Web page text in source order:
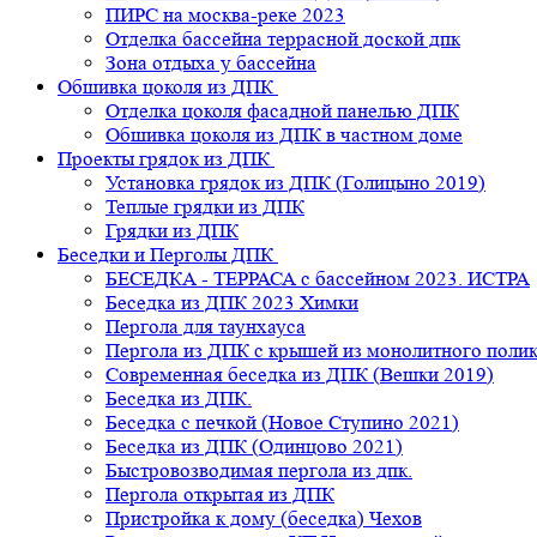
ПИРС на москва-реке 2023
Отделка бассейна террасной доской дпк
Зона отдыха у бассейна
Обшивка цоколя из ДПК
Отделка цоколя фасадной панелью ДПК
Обшивка цоколя из ДПК в частном доме
Проекты грядок из ДПК
Установка грядок из ДПК (Голицыно 2019)
Теплые грядки из ДПК
Грядки из ДПК
Беседки и Перголы ДПК
БЕСЕДКА - ТЕРРАСА с бассейном 2023. ИСТРА
Беседка из ДПК 2023 Химки
Пергола для таунхауса
Пергола из ДПК с крышей из монолитного
Современная беседка из ДПК (Вешки 2019)
Беседка из ДПК.
Беседка с печкой (Новое Ступино 2021)
Беседка из ДПК (Одинцово 2021)
Быстровозводимая пергола из дпк.
Пергола открытая из ДПК
Пристройка к дому (беседка) Чехов